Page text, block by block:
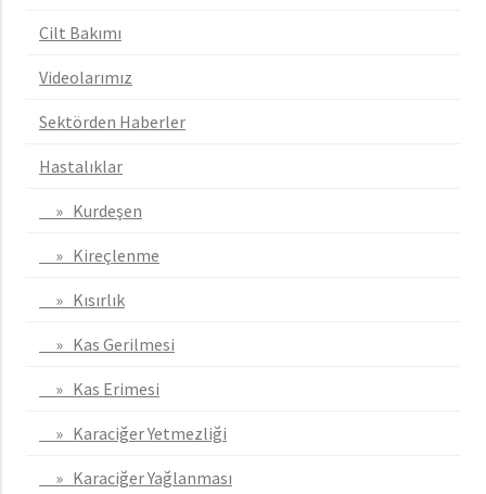
Cilt Bakımı
Videolarımız
Sektörden Haberler
Hastalıklar
» Kurdeşen
» Kireçlenme
» Kısırlık
» Kas Gerilmesi
» Kas Erimesi
» Karaciğer Yetmezliği
» Karaciğer Yağlanması